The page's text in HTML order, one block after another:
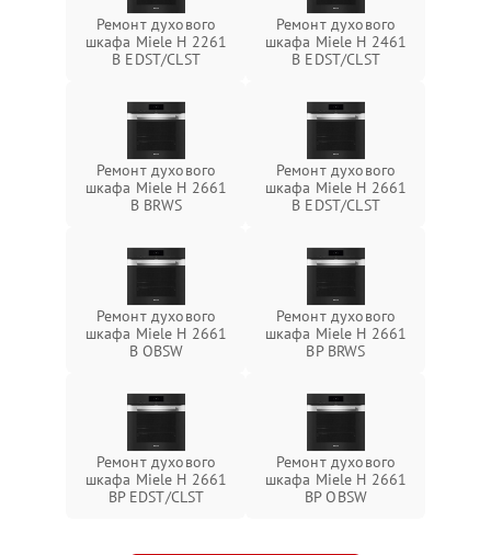
Ремонт духового
шкафа Miele H 2261
B EDST/CLST
Ремонт духового
шкафа Miele H 2461
B EDST/CLST
Ремонт духового
шкафа Miele H 2661
B BRWS
Ремонт духового
шкафа Miele H 2661
B EDST/CLST
Ремонт духового
шкафа Miele H 2661
B OBSW
Ремонт духового
шкафа Miele H 2661
BP BRWS
Ремонт духового
шкафа Miele H 2661
BP EDST/CLST
Ремонт духового
шкафа Miele H 2661
BP OBSW